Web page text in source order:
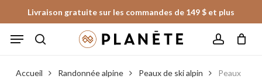
to
main
Livraison gratuite sur les commandes de 149 $ et plus
Menu
Fermer
le
panier
Accueil Randonnée alpine Peaux de ski alpin
Peaux